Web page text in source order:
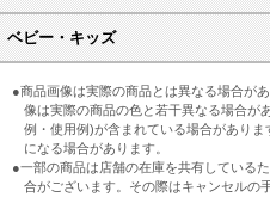
ベビー・キッズ
●商品画像は実際の商品とは異なる場合が
像は実際の商品の色と若干異なる場合が
例・使用例)が含まれている場合があり
になる場合があります。
●一部の商品は店舗の在庫を共有している
合がございます。その際はキャンセルの